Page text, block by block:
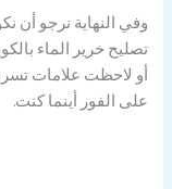
وفي النهاية نرجو
تصليح خرير الماء
أو لاحظت علامات
على الفور أينما كنت.